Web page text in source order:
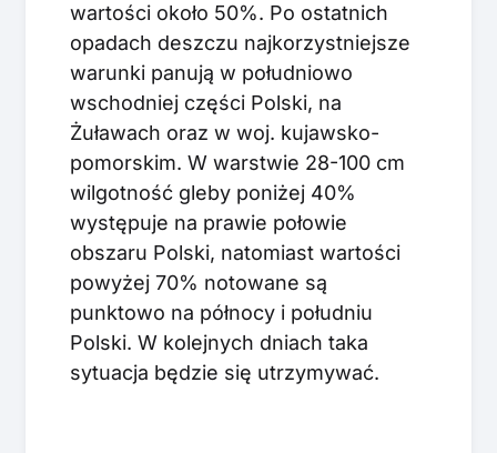
wartości około 50%. Po ostatnich
opadach deszczu najkorzystniejsze
warunki panują w południowo
wschodniej części Polski, na
Żuławach oraz w woj. kujawsko-
pomorskim. W warstwie 28-100 cm
wilgotność gleby poniżej 40%
występuje na prawie połowie
obszaru Polski, natomiast wartości
powyżej 70% notowane są
punktowo na północy i południu
Polski. W kolejnych dniach taka
sytuacja będzie się utrzymywać.